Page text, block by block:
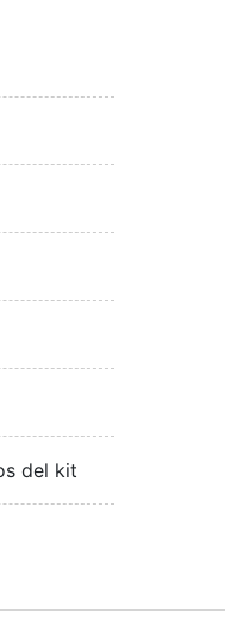
del kit